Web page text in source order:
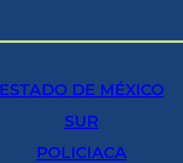
ESTADO DE MÉXICO
SUR
POLICIACA